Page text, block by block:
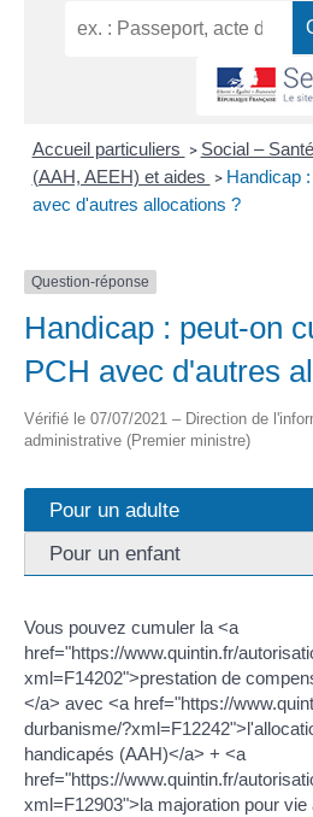
Accueil particuliers > Social – Santé
(AAH, AEEH) et aides > Handicap
avec d'autres allocations ?
Question-réponse
Handicap : peut-on
PCH avec d'autres
Vérifié le 07/07/2021 – Direction de
administrative (Premier ministre)
Pour un adulte
Pour un enfant
Vous pouvez cumuler la <a
href="https://www.quintin.fr/
xml=F14202">prestation de
</a> avec <a href="https://
durbanisme/
handicapés (AAH)</a> + <a
href="https://www.quintin.fr/
xml=F12903">la majoration pour